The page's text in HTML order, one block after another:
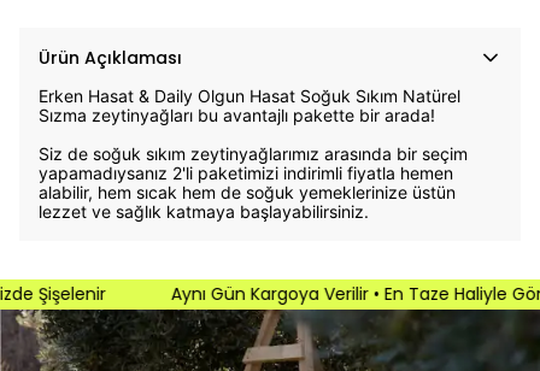
Ürün Açıklaması
Erken Hasat & Daily Olgun Hasat Soğuk Sıkım Natürel
Sızma zeytinyağları bu avantajlı pakette bir arada!
Siz de soğuk sıkım zeytinyağlarımız arasında bir seçim
yapamadıysanız 2'li paketimizi indirimli fiyatla hemen
alabilir, hem sıcak hem de soğuk yemeklerinize üstün
lezzet ve sağlık katmaya başlayabilirsiniz.
Aynı Gün Kargoya Verilir • En Taze Haliyle